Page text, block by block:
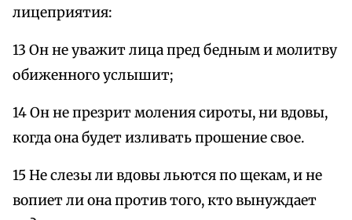
лицеприятия:
13 Он не уважит лица пред бедным и молитву
обиженного услышит;
14 Он не презрит моления сироты, ни вдовы,
когда она будет изливать прошение свое.
15 Не слезы ли вдовы льются по щекам, и не
вопиет ли она против того, кто вынуждает